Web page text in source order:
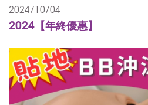
2024/10/04
2024【年終優惠】